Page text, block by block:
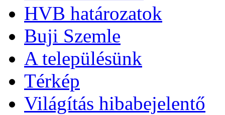
HVB határozatok
Buji Szemle
A településünk
Térkép
Világítás hibabejelentő